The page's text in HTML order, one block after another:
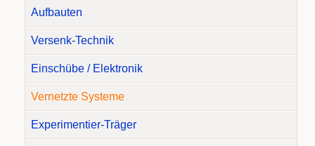
Aufbauten
Versenk-Technik
Einschübe / Elektronik
Vernetzte Systeme
Experimentier-Träger